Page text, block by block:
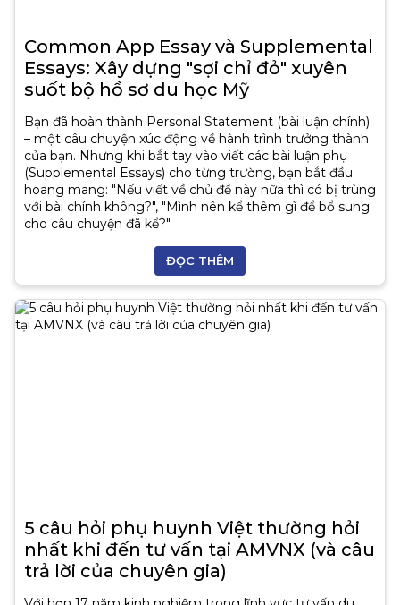
Common App Essay và Supplemental
Essays: Xây dựng "sợi chỉ đỏ" xuyên
suốt bộ hồ sơ du học Mỹ
Bạn đã hoàn thành Personal Statement (bài luận chính)
– một câu chuyện xúc động về hành trình trưởng thành
của bạn. Nhưng khi bắt tay vào viết các bài luận phụ
(Supplemental Essays) cho từng trường, bạn bắt đầu
hoang mang: "Nếu viết về chủ đề này nữa thì có bị trùng
với bài chính không?", "Mình nên kể thêm gì để bổ sung
cho câu chuyện đã kể?"
ĐỌC THÊM
5 câu hỏi phụ huynh Việt thường hỏi
nhất khi đến tư vấn tại AMVNX (và câu
trả lời của chuyên gia)